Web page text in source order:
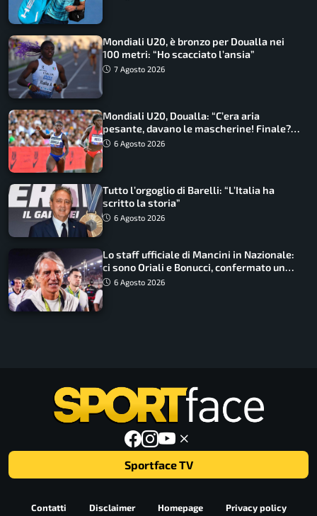
Mondiali U20, è bronzo per Doualla nei
100 metri: “Ho scacciato l’ansia”
7 Agosto 2026
Mondiali U20, Doualla: “C’era aria
pesante, davano le mascherine! Finale?
Non ho nulla da perdere”
6 Agosto 2026
Tutto l’orgoglio di Barelli: “L’Italia ha
scritto la storia”
6 Agosto 2026
Lo staff ufficiale di Mancini in Nazionale:
ci sono Oriali e Bonucci, confermato un
ritorno
6 Agosto 2026
Sportface TV
Contatti Disclaimer Homepage Privacy policy